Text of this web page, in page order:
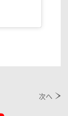
次へ